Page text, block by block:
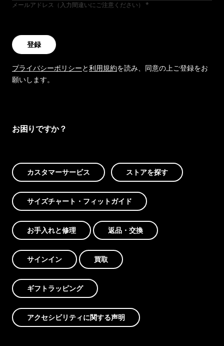
メールアドレス（入力間違いにご注意ください）
登録
プライバシーポリシーと利用規約を読み、同意の上ご登録をお
願いします。
お困りですか？
カスタマーサービス ストアを探す
サイズチャート・フィットガイド
お手入れと修理 返品・交換
サインイン 買取
ギフトラッピング
アクセシビリティに関する声明